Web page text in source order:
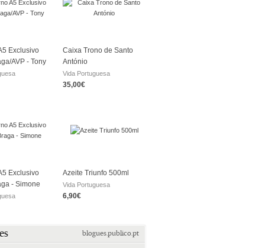
Exclusivo
AVP - Tony
Caixa Trono de Santo
António
Vida Portuguesa
35,00€
Exclusivo
- Simone
Azeite Triunfo 500ml
Vida Portuguesa
6,90€
blogues.publico.pt